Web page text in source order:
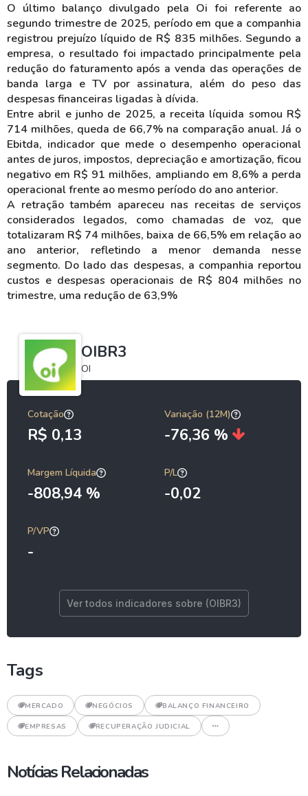
O último balanço divulgado pela Oi foi referente ao
segundo trimestre de 2025, período em que a companhia
registrou prejuízo líquido de R$ 835 milhões. Segundo a
empresa, o resultado foi impactado principalmente pela
redução do faturamento após a venda das operações de
banda larga e TV por assinatura, além do peso das
despesas financeiras ligadas à dívida.
Entre abril e junho de 2025, a receita líquida somou R$
714 milhões, queda de 66,7% na comparação anual. Já o
Ebitda, indicador que mede o desempenho operacional
antes de juros, impostos, depreciação e amortização, ficou
negativo em R$ 91 milhões, ampliando em 8,6% a perda
operacional frente ao mesmo período do ano anterior.
A retração também apareceu nas receitas de serviços
considerados legados, como chamadas de voz, que
totalizaram R$ 74 milhões, baixa de 66,5% em relação ao
ano anterior, refletindo a menor demanda nesse
segmento. Do lado das despesas, a companhia reportou
custos e despesas operacionais de R$ 804 milhões no
trimestre, uma redução de 63,9%
OIBR3
OI
Cotação
R$ 0,13
Variação (12M)
-76,36 %
Margem Líquida
-808,94 %
P/L
-0,02
P/VP
-
Ver todos indicadores sobre (OIBR3)
Tags
MERCADO NEGÓCIOS BALANÇO FINANCEIRO
EMPRESAS RECUPERAÇÃO JUDICIAL
Notícias Relacionadas